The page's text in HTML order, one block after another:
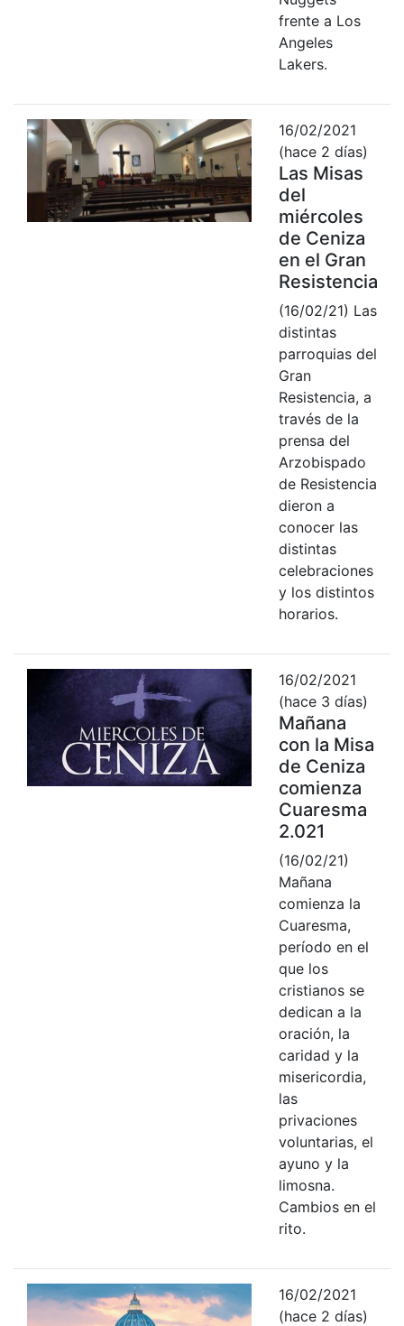
frente a Los
Angeles
Lakers.
16/02/2021
(hace 2 días)
Las Misas
del
miércoles
de Ceniza
en el Gran
Resistencia
(16/02/21) Las
distintas
parroquias del
Gran
Resistencia, a
través de la
prensa del
Arzobispado
de Resistencia
dieron a
conocer las
distintas
celebraciones
y los distintos
horarios.
16/02/2021
(hace 3 días)
Mañana
con la Misa
de Ceniza
comienza
Cuaresma
2.021
(16/02/21)
Mañana
comienza la
Cuaresma,
período en el
que los
cristianos se
dedican a la
oración, la
caridad y la
misericordia,
las
privaciones
voluntarias, el
ayuno y la
limosna.
Cambios en el
rito.
16/02/2021
(hace 2 días)